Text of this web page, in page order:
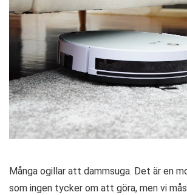
Många ogillar att dammsuga. Det är en
som ingen tycker om att göra, men vi